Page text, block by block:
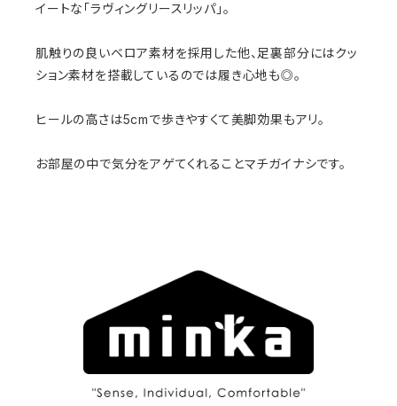
イートな「ラヴィングリースリッパ」。
肌触りの良いベロア素材を採用した他、足裏部分にはクッ
ション素材を搭載しているのでは履き心地も◎。
ヒールの高さは5cmで歩きやすくて美脚効果もアリ。
お部屋の中で気分をアゲてくれることマチガイナシです。